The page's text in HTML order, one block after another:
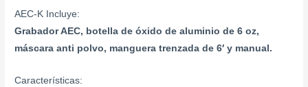
AEC-K Incluye:
Grabador AEC, botella de óxido de aluminio de 6 oz,
máscara anti polvo, manguera trenzada de 6′ y manual.
Características: